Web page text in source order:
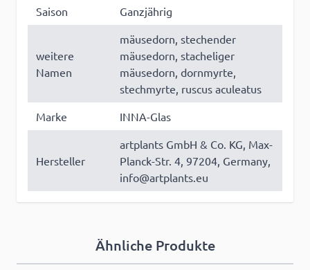
Saison Ganzjährig
weitere
Namen
mäusedorn, stechender
mäusedorn, stacheliger
mäusedorn, dornmyrte,
stechmyrte, ruscus aculeatus
Marke
INNA-Glas
Hersteller
artplants GmbH & Co. KG, Max-
Planck-Str. 4, 97204, Germany,
info@artplants.eu
Ähnliche Produkte